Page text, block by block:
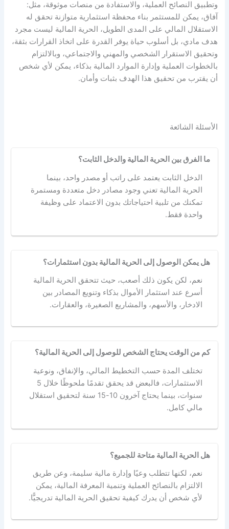
وتطبيق النصائح العملية، والاستفادة من منصات موثوقة، مثل:
آفاق، يمكن للمستثمر بناء محفظة استثمارية متوازنة تحقق له
الاستقلال المالي على المدى الطويل، الحرية الماليةليست مجرد
هدف مادي، بل أسلوب حياة يوفر القدرة على اتخاذ القرارات بثقة،
وتحقيق الاستقرار الشخصي والمهني والاجتماعي، وبالالتزام
بالخطوات العملية وإدارة الموارد المالية بذكاء، يمكن لأي شخص
أن يقترب من تحقيق هذا الهدف بثبات وأمان.
الأسئلة الشائعة
ما الفرق بين الحرية المالية والدخل الثابت؟
الدخل الثابت يعتمد على راتب أو مصدر واحد، بينما
الحرية المالية تعني وجود مصادر دخل متعددة ومستمرة
تمكنك من تلبية احتياجاتك بدون الاعتماد على وظيفة
واحدة فقط.
هل يمكن الوصول إلى الحرية المالية بدون استثمارات؟
نعم، لكن يكون ذلك أصعب، حيث تتحقق الحرية المالية
أسرع عند استثمار الأموال بذكاء وتنويع المصادر بين
الادخار، والأسهم، والمشاريع الصغيرة، والعقارات.
كم من الوقت يحتاج الشخص للوصول إلى الحرية المالية؟
تختلف المدة حسب التخطيط المالي، والإنفاق، ونوعية
الاستثمارات، فالبعض قد يحقق تقدمًا ملحوظًا خلال 5
سنوات، بينما يحتاج آخرون 10-15 سنة لتحقيق استقلال
مالي كامل.
هل الحرية المالية متاحة للجميع؟
نعم، لكنها تتطلب وعيًا وإدارة مالية سليمة، وعن طريق
الالتزام بالنصائح العملية وتنمية المعرفة المالية، يمكن
لأي شخص أن يدرك كيفية تحقيق الحرية المالية تدريجيًّا.